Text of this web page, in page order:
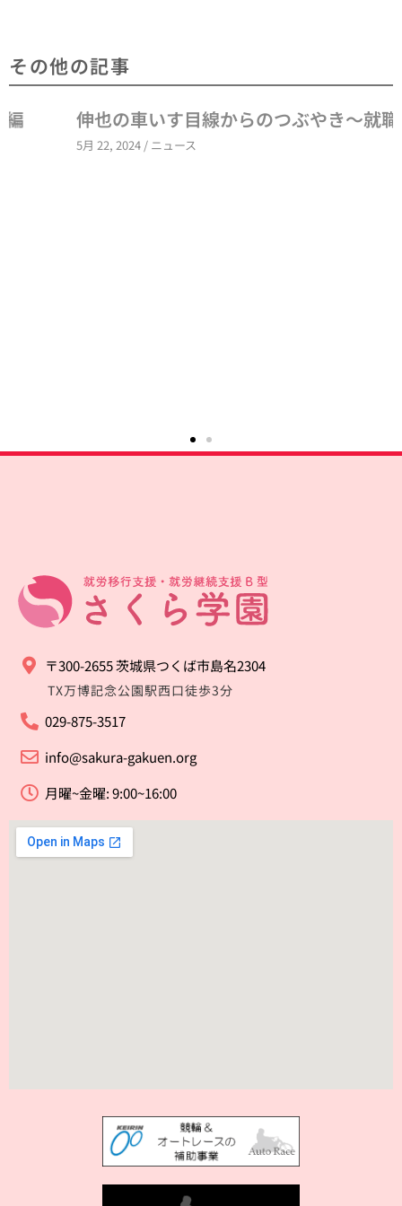
その他の記事
伸也の車いす目線からのつぶやき～就職～
/ニュース
〒300-2655 茨城県つくば市島名2304
TX万博記念公園駅西口徒歩3分
029-875-3517
info@sakura-gakuen.org
月曜~金曜: 9:00~16:00